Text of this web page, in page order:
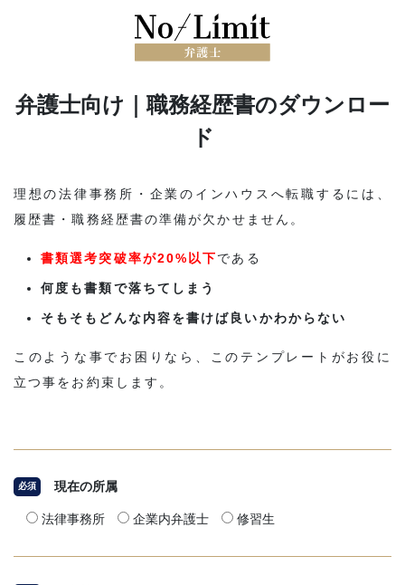
弁護士向け｜職務経歴書のダウンロー
ド
理想の法律事務所・企業のインハウスへ転職するには、
履歴書・職務経歴書の準備が欠かせません。
書類選考突破率が20%以下である
何度も書類で落ちてしまう
そもそもどんな内容を書けば良いかわからない
このような事でお困りなら、このテンプレートがお役に
立つ事をお約束します。
必須 現在の所属
法律事務所 企業内弁護士 修習生